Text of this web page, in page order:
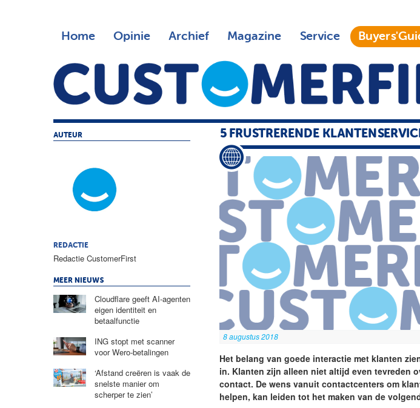
Home Opinie Archief Magazine Service
5 FRUSTRERENDE
8 augustus 2018
Het belang van goede interactie met klanten
in. Klanten zijn alleen niet altijd even tevreden
contact. De wens vanuit contactcenters om
helpen, kan leiden tot het maken van de
AUTEUR
REDACTIE
Redactie CustomerFirst
MEER NIEUWS
Cloudflare geeft AI-agenten
eigen identiteit en
betaalfunctie
ING stopt met scanner
voor Wero-betalingen
‘Afstand creëren is vaak de
snelste manier om
scherper te zien’